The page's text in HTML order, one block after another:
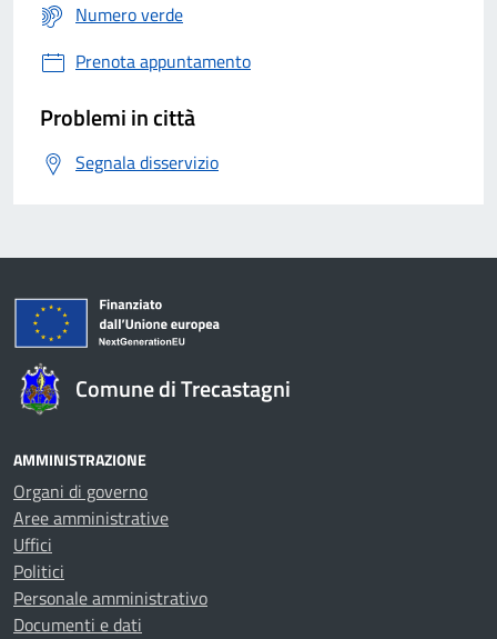
Numero verde
Prenota appuntamento
Problemi in città
Segnala disservizio
Comune di Trecastagni
AMMINISTRAZIONE
Organi di governo
Aree amministrative
Uffici
Politici
Personale amministrativo
Documenti e dati